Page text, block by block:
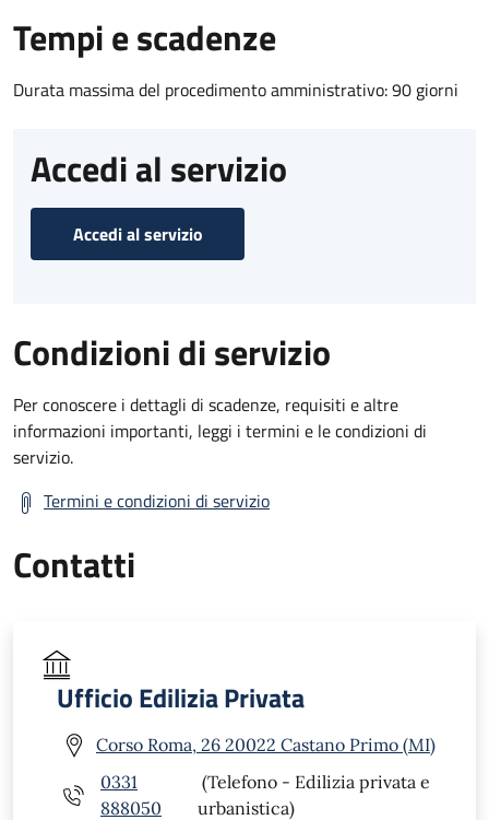
Tempi e scadenze
Durata massima del procedimento amministrativo: 90 giorni
Accedi al servizio
Accedi al servizio
Condizioni di servizio
Per conoscere i dettagli di scadenze, requisiti e altre
informazioni importanti, leggi i termini e le condizioni di
servizio.
Termini e condizioni di servizio
Contatti
Ufficio Edilizia Privata
Corso Roma, 26 20022 Castano Primo (MI)
0331
888050
(Telefono - Edilizia privata e
urbanistica)